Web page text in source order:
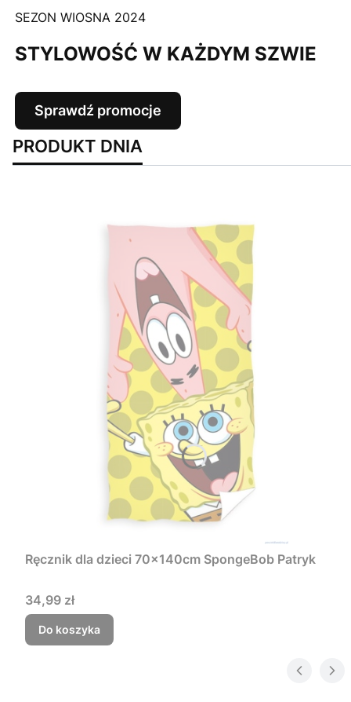
SEZON WIOSNA 2024
STYLOWOŚĆ W KAŻDYM SZWIE
Sprawdź promocje
PRODUKT DNIA
Ręcznik dla dzieci 70x140cm SpongeBob Patryk
Cena
34,99 zł
Do koszyka